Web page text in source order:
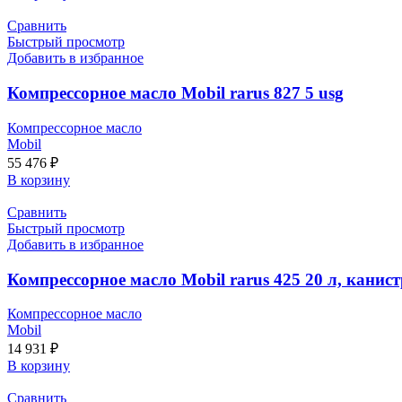
Сравнить
Быстрый просмотр
Добавить в избранное
Компрессорное масло Mobil rarus 827 5 usg
Компрессорное масло
Mobil
55 476 ₽
В корзину
Сравнить
Быстрый просмотр
Добавить в избранное
Компрессорное масло Mobil rarus 425 20 л,
Компрессорное масло
Mobil
14 931 ₽
В корзину
Сравнить